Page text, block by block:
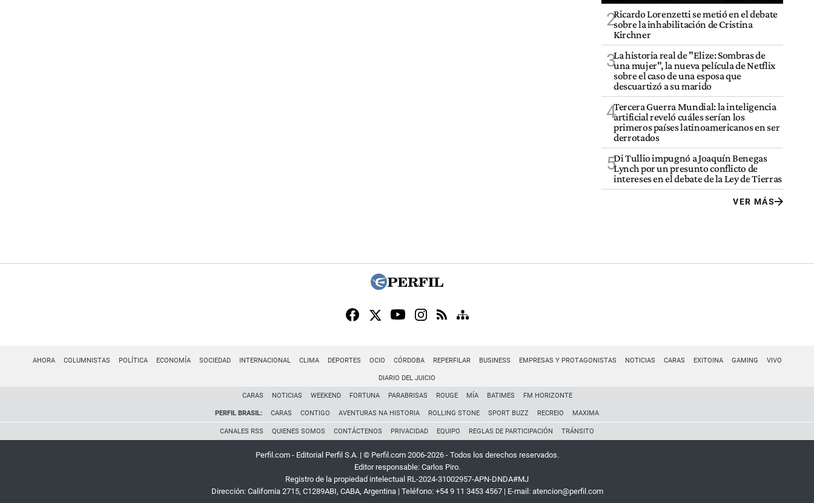
2Ricardo Lorenzetti se metió en el debate
sobre la inhabilitación de Cristina
Kirchner
3La historia real de "Elize: Sombras de
una mujer", la nueva película de Netflix
sobre el caso de una esposa que
descuartizó a su marido
4Tercera Guerra Mundial: la inteligencia
artificial reveló cuáles serían los
primeros países latinoamericanos en ser
derrotados
5Di Tullio impugnó a Joaquín Benegas
Lynch por un presunto conflicto de
intereses en el debate de la Ley de Tierras
VER MÁS
AHORA COLUMNISTAS POLÍTICA ECONOMÍA SOCIEDAD INTERNACIONAL CLIMA DEPORTES OCIO CÓRDOBA REPERFILAR BUSINESS EMPRESAS Y PROTAGONISTAS NOTICIAS CARAS EXITOINA GAMING VIVO
DIARIO DEL JUICIO
CARAS NOTICIAS WEEKEND FORTUNA PARABRISAS ROUGE MÍA BATIMES FM HORIZONTE
PERFIL BRASIL: CARAS CONTIGO AVENTURAS NA HISTORIA ROLLING STONE SPORT BUZZ RECREIO MAXIMA
CANALES RSS QUIENES SOMOS CONTÁCTENOS PRIVACIDAD EQUIPO REGLAS DE PARTICIPACIÓN TRÁNSITO
Perfil.com - Editorial Perfil S.A. | © Perfil.com 2006-2026 - Todos los derechos reservados.
Editor responsable: Carlos Piro.
Registro de la propiedad intelectual RL-2024-31002957-APN-DNDA#MJ
Dirección: California 2715, C1289ABI, CABA, Argentina| Teléfono: +54 9 11 3453 4567| E-mail: atencion@perfil.com